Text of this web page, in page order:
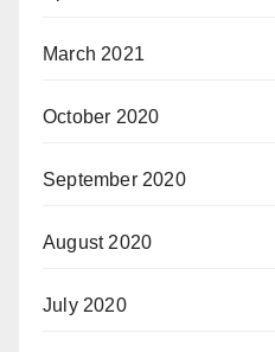
March 2021
October 2020
September 2020
August 2020
July 2020